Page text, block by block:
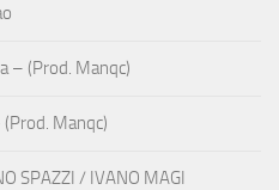
– (Prod. Manqc)
Manqc)
SPAZZI / IVANO MAGI